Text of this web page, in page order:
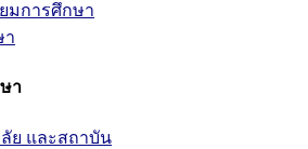
มการศึกษา
า
า
ย และสถาบัน